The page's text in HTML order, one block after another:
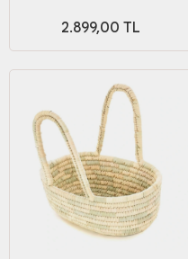
2.899,00 TL